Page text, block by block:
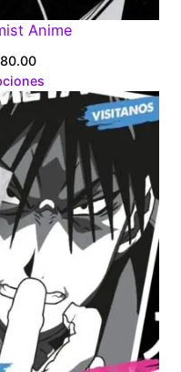
Anime
Price
range:
$160.00
through
$280.00